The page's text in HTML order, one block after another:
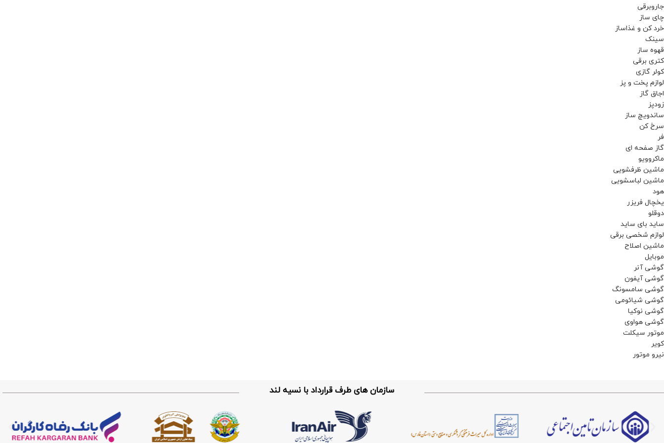
جاروبرقی
چای ساز
خرد کن و غذاساز
سینک
قهوه ساز
کتری برقی
کولر گازی
لوازم پخت و پز
اجاق گاز
زودپز
ساندویچ ساز
سرخ کن
فر
گاز صفحه ای
ماکروویو
ماشین ظرفشویی
ماشین لباسشویی
هود
یخچال فریزر
دوقلو
ساید بای ساید
لوازم شخصی برقی
ماشین اصلاح
موبایل
گوشی آنر
گوشی آیفون
گوشی سامسونگ
گوشی شیائومی
گوشی نوکیا
گوشی هواوی
موتور سیکلت
کویر
نیرو موتور
سازمان های طرف قرارداد با نسیه لند